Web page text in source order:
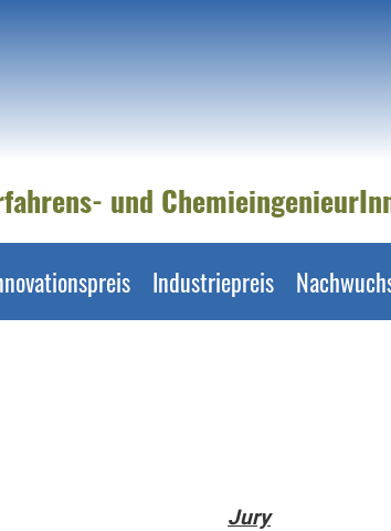
und
Industriepreis
Jury